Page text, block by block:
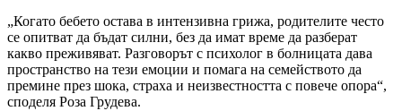
„Когато бебето остава в интензивна грижа, родителите често
се опитват да бъдат силни, без да имат време да разберат
какво преживяват. Разговорът с психолог в болницата дава
пространство на тези емоции и помага на семейството да
премине през шока, страха и неизвестността с повече опора“,
споделя Роза Грудева.